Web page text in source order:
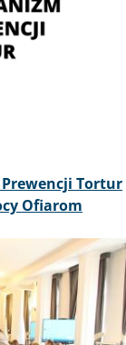
Tortur
Ofiarom